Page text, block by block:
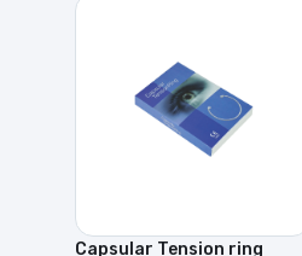
Capsular Tension ring